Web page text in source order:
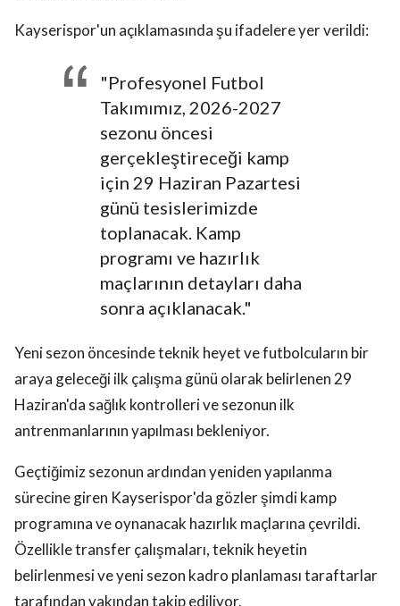
Kayserispor'un açıklamasında şu ifadelere yer verildi:
"Profesyonel Futbol
Takımımız, 2026-2027
sezonu öncesi
gerçekleştireceği kamp
için 29 Haziran Pazartesi
günü tesislerimizde
toplanacak. Kamp
programı ve hazırlık
maçlarının detayları daha
sonra açıklanacak."
Yeni sezon öncesinde teknik heyet ve futbolcuların bir
araya geleceği ilk çalışma günü olarak belirlenen 29
Haziran'da sağlık kontrolleri ve sezonun ilk
antrenmanlarının yapılması bekleniyor.
Geçtiğimiz sezonun ardından yeniden yapılanma
sürecine giren Kayserispor'da gözler şimdi kamp
programına ve oynanacak hazırlık maçlarına çevrildi.
Özellikle transfer çalışmaları, teknik heyetin
belirlenmesi ve yeni sezon kadro planlaması taraftarlar
tarafından yakından takip ediliyor.